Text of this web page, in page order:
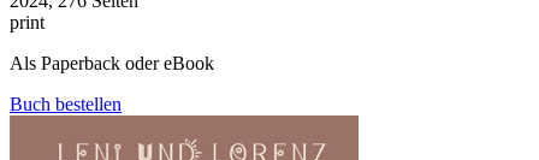
print
Als Paperback oder eBook
Buch bestellen